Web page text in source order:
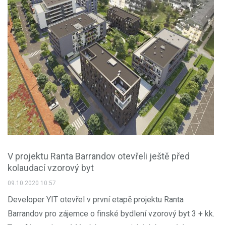
V projektu Ranta Barrandov otevřeli ještě před
kolaudací vzorový byt
09.10.2020 10:57
Developer YIT otevřel v první etapě projektu Ranta
Barrandov pro zájemce o finské bydlení vzorový byt 3 + kk.